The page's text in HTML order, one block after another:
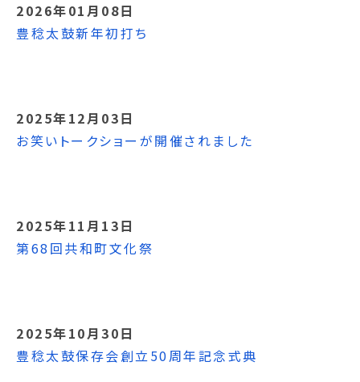
2026年01月08日
豊稔太鼓新年初打ち
2025年12月03日
お笑いトークショーが開催されました
2025年11月13日
第68回共和町文化祭
2025年10月30日
豊稔太鼓保存会創立50周年記念式典